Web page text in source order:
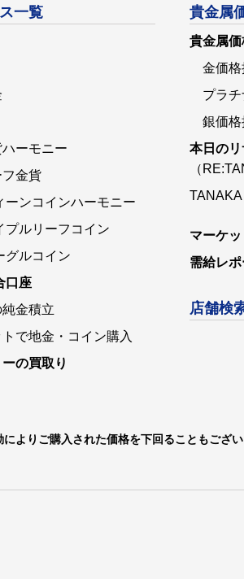
一覧
ーモニー
フ金貨
ーンコインハーモニー
プルリーフコイン
グルコイン
口座
金積立
で地金・コイン購入
の買取り
貴金属
貴金属
金価格
プラ
銀価格
本日の
（
マーケ
需給レポ
店舗検
よりご購入された価格を下回ることもござい